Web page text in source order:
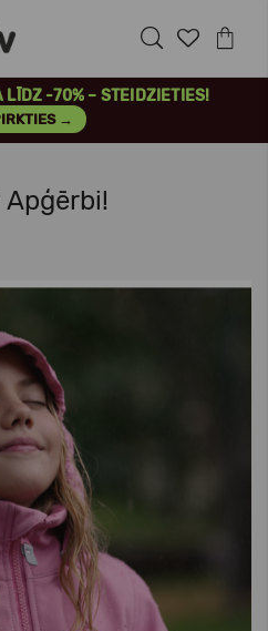
LĪDZ -70% – STEIDZIETIES!
→